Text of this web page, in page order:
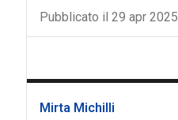
Pubblicato il 29 apr 2025
Mirta Michilli